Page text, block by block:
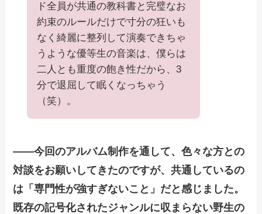
ド全員が共通の教科書と完璧なお
約束のルールだけで寸分の狂いも
なく綺麗に整列して演奏できちゃ
うような優等生の音楽は、僕らは
二人とも重度の飽き性だから、3
分で退屈して眠くなっちゃう
（笑）。
——今回のアルバム制作を通して、色々な方との
対談をお願いしてきたのですが、共通しているの
は「専門性が強すぎないこと」だと感じました。
既存の記号化されたジャンルに収まらない野生の